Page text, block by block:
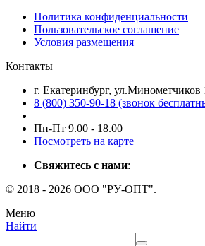
Политика конфиденциальности
Пользовательское соглашение
Условия размещения
Контакты
г. Екатеринбург, ул.Минометчиков
8 (800) 350-90-18 (звонок
Пн-Пт 9.00 - 18.00
Посмотреть на карте
Свяжитесь с нами:
© 2018 - 2026 ООО "РУ-ОПТ".
Меню
Найти